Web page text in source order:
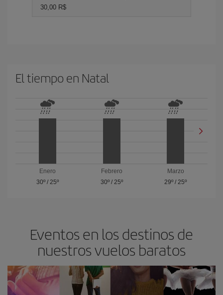
30,00 R$
El tiempo en Natal
Enero
30º/ 25º
Febrero
30º/ 25º
Marzo
29º / 25º
Eventos en los destinos de
nuestros vuelos baratos